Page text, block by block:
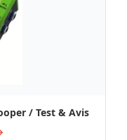
/ Test & Avis